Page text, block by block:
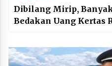
Dibilang Mirip,
Bedakan Uang Kertas